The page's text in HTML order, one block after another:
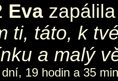
Eva
ti, táto, k
a malý
19 hodin a 35